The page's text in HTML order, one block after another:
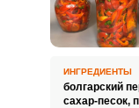
ИНГРЕДИЕНТЫ
болгарский
сахар-песок,